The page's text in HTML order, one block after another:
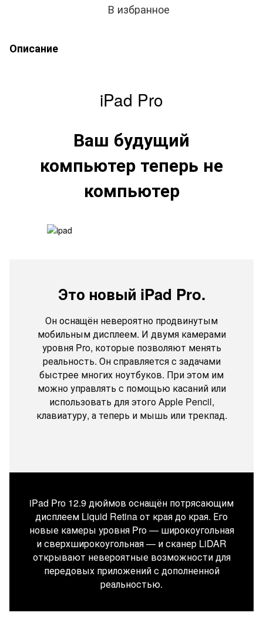
В избранное
Описание
iPad Pro
Ваш будущий
компьютер теперь не
компьютер
Это новый iPad Pro.
Он оснащён невероятно продвинутым
мобильным дисплеем. И двумя камерами
уровня Pro, которые позволяют менять
реальность. Он справляется с задачами
быстрее многих ноутбуков. При этом им
можно управлять с помощью касаний или
использовать для этого Apple Pencil,
клавиатуру, а теперь и мышь или трекпад.
iPad Pro 12.9 дюймов оснащён потрясающим
дисплеем Liquid Retina от края до края. Его
новые камеры уровня Pro — широкоугольная
и сверхширокоугольная — и сканер LiDAR
открывают невероятные возможности для
передовых приложений с дополненной
реальностью.